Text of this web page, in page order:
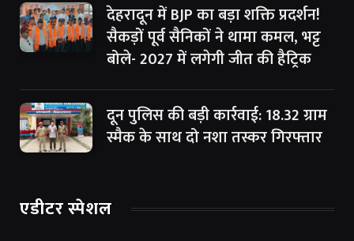
देहरादून में BJP का बड़ा शक्ति प्रदर्शन!
सैकड़ों पूर्व सैनिकों ने थामा कमल, भट्ट
बोले- 2027 में लगेगी जीत की हैट्रिक
दून पुलिस की बड़ी कार्रवाई: 18.32 ग्राम
स्मैक के साथ दो नशा तस्कर गिरफ्तार
एडीटर स्पेशल